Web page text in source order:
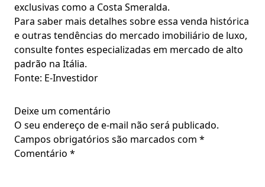
exclusivas como a Costa Smeralda.
Para saber mais detalhes sobre essa venda histórica
e outras tendências do mercado imobiliário de luxo,
consulte fontes especializadas em mercado de alto
padrão na Itália.
Fonte: E-Investidor
Deixe um comentário
O seu endereço de e-mail não será publicado.
Campos obrigatórios são marcados com *
Comentário *